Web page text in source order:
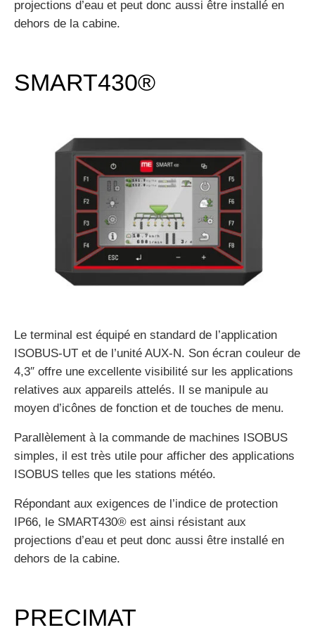
projections d’eau et peut donc aussi être installé en
dehors de la cabine.
SMART430®
Le terminal est équipé en standard de l’application
ISOBUS-UT et de l’unité AUX-N. Son écran couleur de
4,3″ offre une excellente visibilité sur les applications
relatives aux appareils attelés. Il se manipule au
moyen d’icônes de fonction et de touches de menu.
Parallèlement à la commande de machines ISOBUS
simples, il est très utile pour afficher des applications
ISOBUS telles que les stations météo.
Répondant aux exigences de l’indice de protection
IP66, le SMART430® est ainsi résistant aux
projections d’eau et peut donc aussi être installé en
dehors de la cabine.
PRECIMAT